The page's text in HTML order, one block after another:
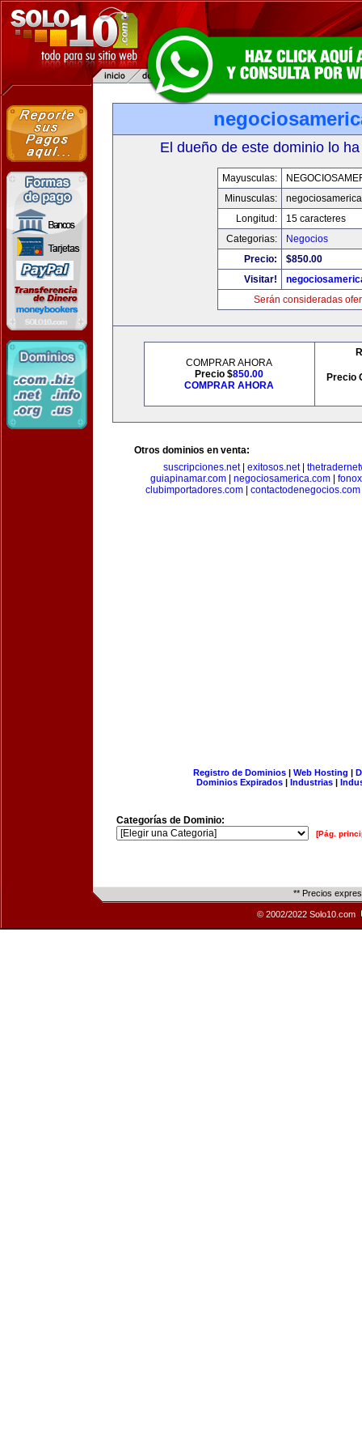
El dueño de este dominio lo
Mayusculas:
Minusculas:
Longitud:
15 caracteres
Categorias:
Negocios
Precio:
$850.00
Visitar!
Serán consideradas
COMPRAR AHORA
Precio $850.00
COMPRAR AHORA
Precio
Otros dominios en venta:
suscripciones.net| exitosos.net|
guiapinamar.com
negociosamerica.com
clubimportadores.com
contactodenegocios.com
Registro de Dominios| Web Hosting |
Dominios Expirados | Industrias |
Categorías de Dominio:
[Pág.
** Precios
© 2002/2022 Solo10.com